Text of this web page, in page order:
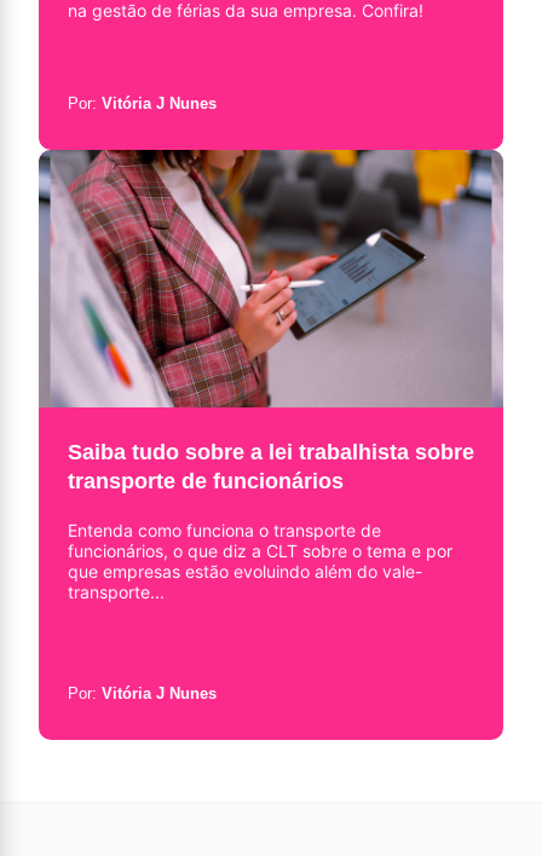
na gestão de férias da sua empresa. Confira!
Por: Vitória J Nunes
Saiba tudo sobre a lei trabalhista sobre
transporte de funcionários​
Entenda como funciona o transporte de
funcionários, o que diz a CLT sobre o tema e por
que empresas estão evoluindo além do vale-
transporte...
Por: Vitória J Nunes